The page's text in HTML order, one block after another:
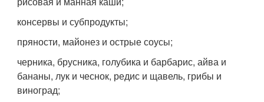
консервы и субпродукты;
пряности, майонез и острые соусы;
черника, брусника, голубика и барбарис, айва и
бананы, лук и чеснок, редис и щавель, грибы и
виноград;